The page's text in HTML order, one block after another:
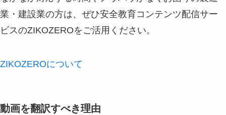
業・建設業の方は、ぜひ安全教育コンテンツ配信サー
ビスのZIKOZEROをご活用ください。
ZIKOZEROについて
動画を翻訳すべき理由